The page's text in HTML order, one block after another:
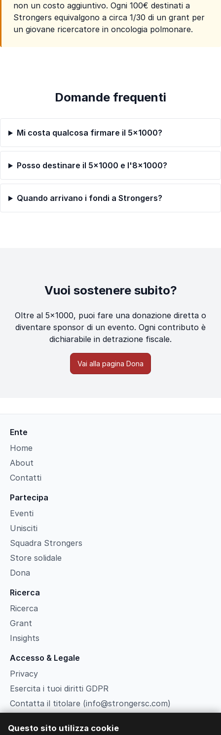
non un costo aggiuntivo. Ogni 100€ destinati a
Strongers equivalgono a circa 1/30 di un grant per
un giovane ricercatore in oncologia polmonare.
Domande frequenti
Mi costa qualcosa firmare il 5×1000?
Posso destinare il 5×1000 e l'8×1000?
Quando arrivano i fondi a Strongers?
Vuoi sostenere subito?
Oltre al 5×1000, puoi fare una donazione diretta o
diventare sponsor di un evento. Ogni contributo è
dichiarabile in detrazione fiscale.
Vai alla pagina Dona
Ente
Home
About
Contatti
Partecipa
Eventi
Unisciti
Squadra Strongers
Store solidale
Dona
Ricerca
Ricerca
Grant
Insights
Accesso & Legale
Privacy
Esercita i tuoi diritti GDPR
Contatta il titolare (info@strongersc.com)
Questo sito utilizza cookie